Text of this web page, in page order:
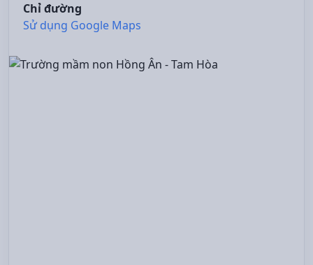
Chỉ đường
Sử dụng Google Maps